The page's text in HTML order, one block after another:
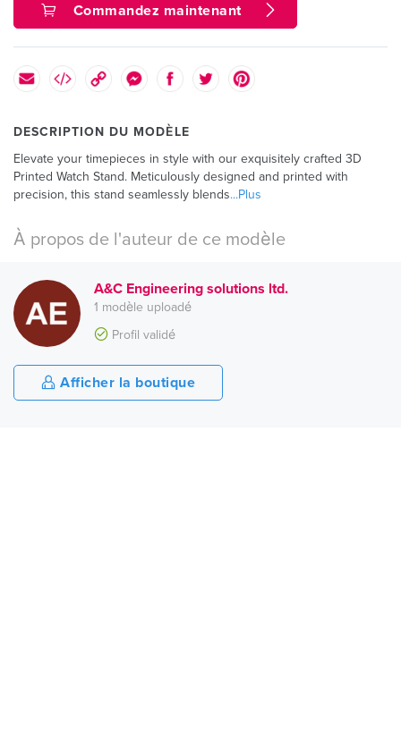
Commandez maintenant
DESCRIPTION DU MODÈLE
Elevate your timepieces in style with our exquisitely crafted 3D
Printed Watch Stand. Meticulously designed and printed with
precision, this stand seamlessly blends...Plus
À propos de l'auteur de ce modèle
A&C Engineering solutions ltd.
1 modèle uploadé
Profil validé
Afficher la boutique